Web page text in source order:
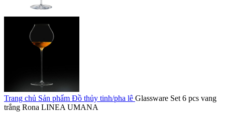
Trang chủ Sản phẩm Đồ thủy tinh/pha lê Glassware Set 6 pcs vang
trắng Rona LINEA UMANA